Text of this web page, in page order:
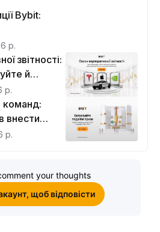
Bybit:
р.
звітності:
й
р.
команд:
внести
на
р.
your thoughts
щоб відповісти